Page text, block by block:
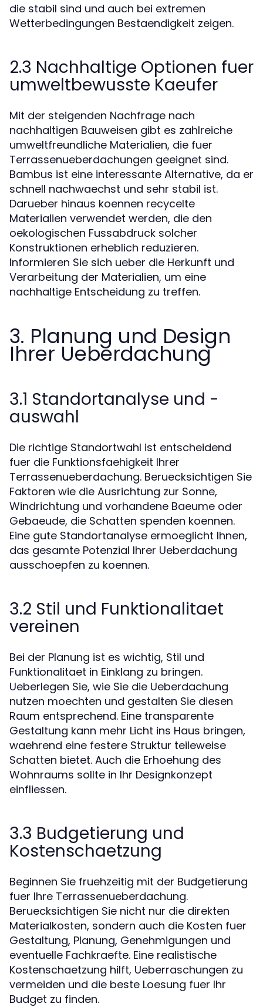
die stabil sind und auch bei extremen
Wetterbedingungen Bestaendigkeit zeigen.
2.3 Nachhaltige Optionen fuer
umweltbewusste Kaeufer
Mit der steigenden Nachfrage nach
nachhaltigen Bauweisen gibt es zahlreiche
umweltfreundliche Materialien, die fuer
Terrassenueberdachungen geeignet sind.
Bambus ist eine interessante Alternative, da er
schnell nachwaechst und sehr stabil ist.
Darueber hinaus koennen recycelte
Materialien verwendet werden, die den
oekologischen Fussabdruck solcher
Konstruktionen erheblich reduzieren.
Informieren Sie sich ueber die Herkunft und
Verarbeitung der Materialien, um eine
nachhaltige Entscheidung zu treffen.
3. Planung und Design
Ihrer Ueberdachung
3.1 Standortanalyse und -
auswahl
Die richtige Standortwahl ist entscheidend
fuer die Funktionsfaehigkeit Ihrer
Terrassenueberdachung. Beruecksichtigen Sie
Faktoren wie die Ausrichtung zur Sonne,
Windrichtung und vorhandene Baeume oder
Gebaeude, die Schatten spenden koennen.
Eine gute Standortanalyse ermoeglicht Ihnen,
das gesamte Potenzial Ihrer Ueberdachung
ausschoepfen zu koennen.
3.2 Stil und Funktionalitaet
vereinen
Bei der Planung ist es wichtig, Stil und
Funktionalitaet in Einklang zu bringen.
Ueberlegen Sie, wie Sie die Ueberdachung
nutzen moechten und gestalten Sie diesen
Raum entsprechend. Eine transparente
Gestaltung kann mehr Licht ins Haus bringen,
waehrend eine festere Struktur teileweise
Schatten bietet. Auch die Erhoehung des
Wohnraums sollte in Ihr Designkonzept
einfliessen.
3.3 Budgetierung und
Kostenschaetzung
Beginnen Sie fruehzeitig mit der Budgetierung
fuer Ihre Terrassenueberdachung.
Beruecksichtigen Sie nicht nur die direkten
Materialkosten, sondern auch die Kosten fuer
Gestaltung, Planung, Genehmigungen und
eventuelle Fachkraefte. Eine realistische
Kostenschaetzung hilft, Ueberraschungen zu
vermeiden und die beste Loesung fuer Ihr
Budget zu finden.